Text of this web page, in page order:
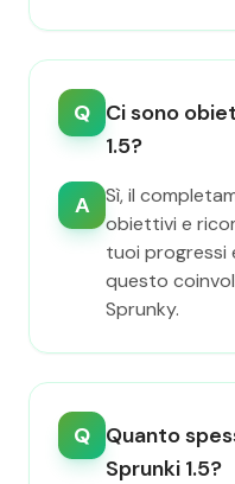
Q Ci sono
1.5?
A
Sì, il
obiettivi e
tuoi progressi
questo
Sprunky.
Q Quanto
Sprunki 1.5?